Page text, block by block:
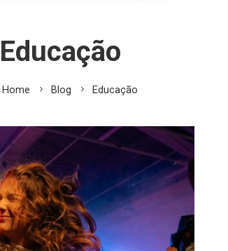
Educação
Home Blog Educação